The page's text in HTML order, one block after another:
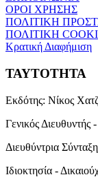
ΟΡΟΙ ΧΡΗΣΗΣ
ΠΟΛΙΤΙΚΗ
ΠΟΛΙΤΙΚΗ
Κρατική Διαφήμιση
ΤΑΥΤΟΤΗΤΑ
Εκδότης: Νίκος
Γενικός Διευθυντής -
Διευθύντρια
Ιδιοκτησία -